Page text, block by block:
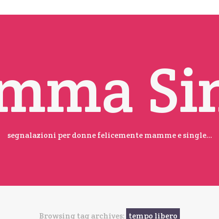
segnalazioni per donne felicemente mamme e single...
Browsing tag archives: tempo libero